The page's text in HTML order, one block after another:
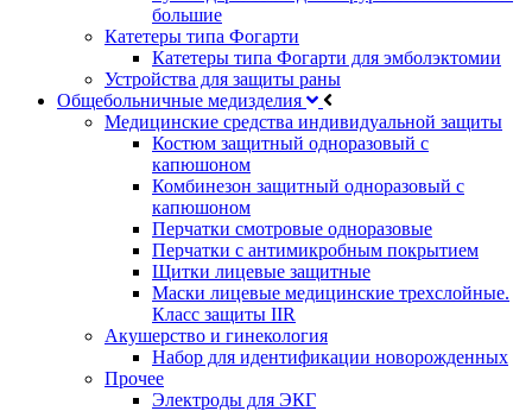
большие
Катетеры типа Фогарти
Катетеры типа Фогарти для эмболэктомии
Устройства для защиты раны
Общебольничные медизделия
Медицинские средства индивидуальной защиты
Костюм защитный одноразовый с
капюшоном
Комбинезон защитный одноразовый с
капюшоном
Перчатки смотровые одноразовые
Перчатки с антимикробным покрытием
Щитки лицевые защитные
Маски лицевые медицинские трехслойные.
Класс защиты IIR
Акушерство и гинекология
Набор для идентификации новорожденных
Прочее
Электроды для ЭКГ